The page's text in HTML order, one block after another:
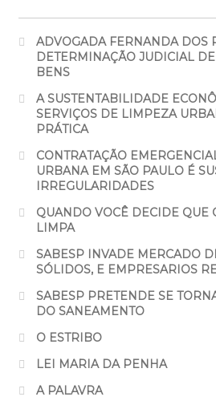
ADVOGADA FERNANDA DOS
DETERMINAÇÃO JUDICIAL
BENS
A SUSTENTABILIDADE
SERVIÇOS DE LIMPEZA
PRÁTICA
CONTRATAÇÃO
URBANA EM SÃO PAULO É
IRREGULARIDADES
QUANDO VOCÊ DECIDE QUE
LIMPA
SABESP INVADE MERCADO
SÓLIDOS, E EMPRESARIOS
SABESP PRETENDE SE
DO SANEAMENTO
O ESTRIBO
LEI MARIA DA PENHA
A PALAVRA